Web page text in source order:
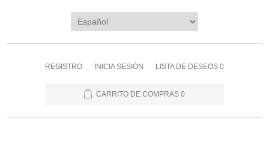
REGISTRO INICIA SESIÓN LISTA DE DESEOS 0
CARRITO DE COMPRAS 0